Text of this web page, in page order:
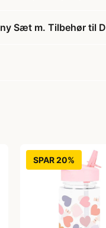
Sæt m. Tilbehør til
SPAR 20%